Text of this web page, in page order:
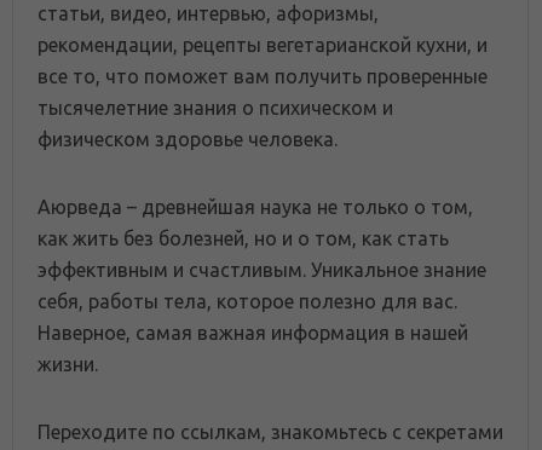
статьи, видео, интервью, афоризмы,
рекомендации, рецепты вегетарианской кухни, и
все то, что поможет вам получить проверенные
тысячелетние знания о психическом и
физическом здоровье человека.
Аюрведа – древнейшая наука не только о том,
как жить без болезней, но и о том, как стать
эффективным и счастливым. Уникальное знание
себя, работы тела, которое полезно для вас.
Наверное, самая важная информация в нашей
жизни.
Переходите по ссылкам, знакомьтесь с секретами